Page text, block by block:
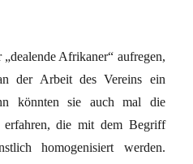
Afrikaner“ aufregen,
der Arbeit des Vereins ein
könnten sie auch mal die
erfahren, die mit dem Begriff
homogenisiert werden.